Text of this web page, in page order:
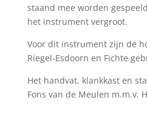
staand mee worden
het instrument vergroot.
Voor dit instrument zijn de
Riegel-Esdoorn en Fichte
Het handvat, klankkast en
Fons van de Meulen m.m.v.